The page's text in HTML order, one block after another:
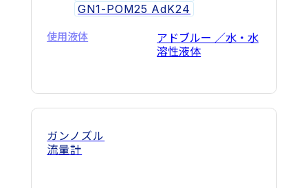
GN1-POM25 AdK24
使用液体
アドブルー ／水・水
溶性液体
ガンノズル
流量計